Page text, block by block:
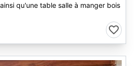
qu'une table salle à manger bois